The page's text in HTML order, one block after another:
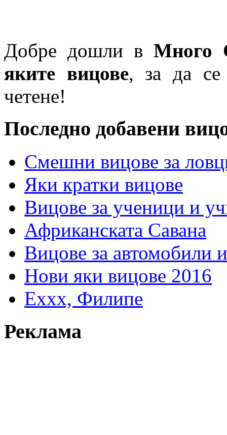
Добре дошли в Много
яките вицове, за да се
четене!
Последно добавени
Смешни вицове за
Яки кратки вицове
Вицове за ученици и
Африканската Савана
Вицове за автомобили
Нови яки вицове 2016
Еххх, Филипе
Реклама